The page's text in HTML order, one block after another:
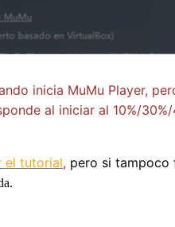
inicia MuMu Player,
al iniciar al 10%/30%/
el tutorial, pero si tampoco